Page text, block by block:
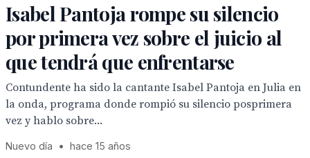
Isabel Pantoja rompe su silencio
por primera vez sobre el juicio al
que tendrá que enfrentarse
Contundente ha sido la cantante Isabel Pantoja en Julia en
la onda, programa donde rompió su silencio posprimera
vez y hablo sobre...
Nuevo día • hace 15 años